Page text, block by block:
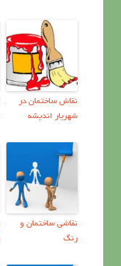
نقاش ساختمان در
شهریار اندیشه
نقاشي ساختمان و
رنگ